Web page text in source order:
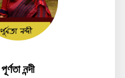
পূর্ণতা নন্দী